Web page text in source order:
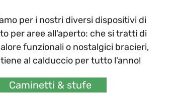
per i nostri diversi dispositivi di
per aree all'aperto: che si tratti di
funzionali o nostalgici bracieri,
al calduccio per tutto l'anno!
Caminetti & stufe